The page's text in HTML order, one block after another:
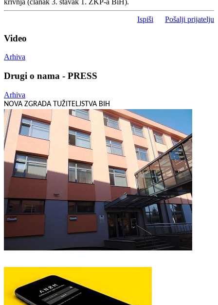
krivnja (članak 3. stavak 1. ZKP-a BiH).
Ispiši Pošalji prijatelju
Video
Arhiva
Drugi o nama - PRESS
Arhiva
NOVA ZGRADA TUŽITELJSTVA BIH